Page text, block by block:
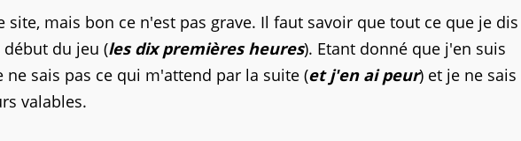
site, mais bon ce n'est pas grave. Il faut savoir que tout ce que je dis
du jeu (les dix premières heures). Etant donné que j'en suis
sais pas ce qui m'attend par la suite (et j'en ai peur) et je ne sais
valables.